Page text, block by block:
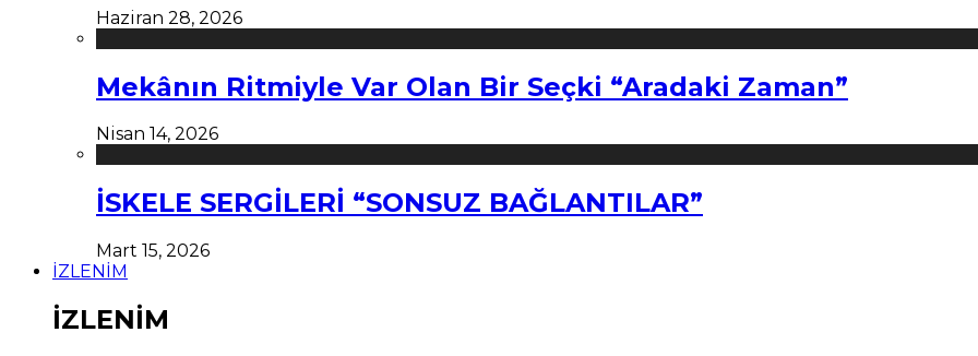
Haziran 28, 2026
Mekânın Ritmiyle Var Olan Bir Seçki “Aradaki Zaman”
Nisan 14, 2026
İSKELE SERGİLERİ “SONSUZ BAĞLANTILAR”
Mart 15, 2026
İZLENİM
İZLENİM